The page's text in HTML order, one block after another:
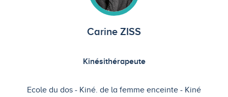
Carine ZISS
Kinésithérapeute
Ecole du dos Kiné. de la femme enceinte
Kiné